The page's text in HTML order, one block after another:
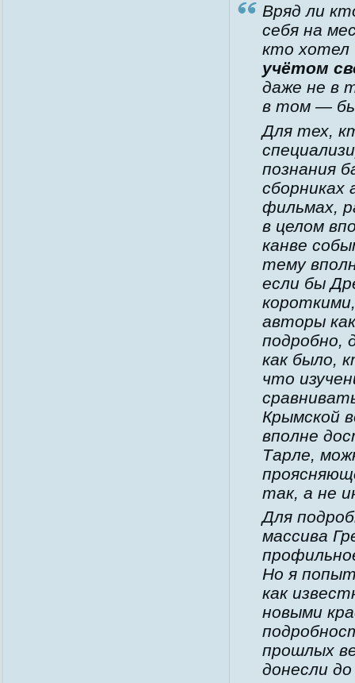
Вряд ли
себя на
кто хотел
учётом
даже не в
в том —
Для тех,
познания
фильмах,
в целом
канве
тему
если бы
авторы
подробно,
как было,
что
Крымской
вполне
Тарле,
так, а не
Для
массива
Но я
как
новыми
прошлых
донесли